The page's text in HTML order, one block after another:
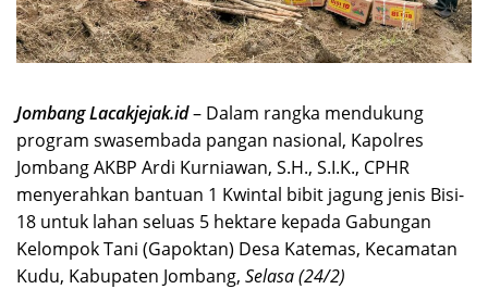
Jombang Lacakjejak.id– Dalam rangka mendukung
program swasembada pangan nasional, Kapolres
Jombang AKBP Ardi Kurniawan, S.H., S.I.K., CPHR
menyerahkan bantuan 1 Kwintal bibit jagung jenis Bisi-
18 untuk lahan seluas 5 hektare kepada Gabungan
Kelompok Tani (Gapoktan) Desa Katemas, Kecamatan
Kudu, Kabupaten Jombang, Selasa (24/2)